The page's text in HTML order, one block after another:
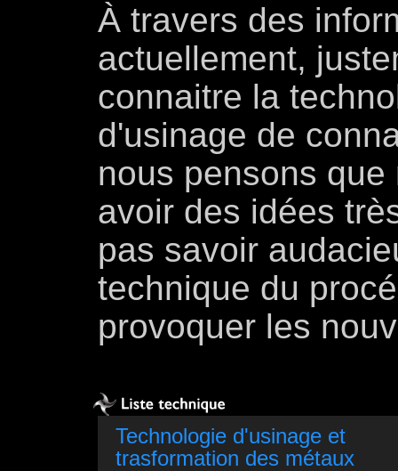
À travers des
actuellement,
connaitre la
d'usinage de
nous pensons
avoir des idées
pas savoir
technique du
provoquer les
Technologie d'usinage et
trasformation des métaux